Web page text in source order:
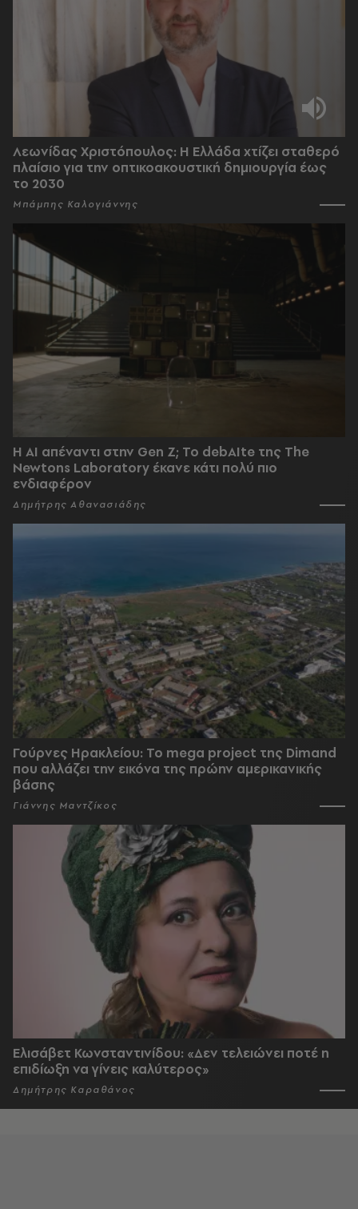
Λεωνίδας Χριστόπουλος: Η Ελλάδα χτίζει σταθερό
πλαίσιο για την οπτικοακουστική δημιουργία έως
το 2030
Μπάμπης Καλογιάννης
Η AI απέναντι στην Gen Z; Το debAIte της The
Newtons Laboratory έκανε κάτι πολύ πιο
ενδιαφέρον
Δημήτρης Αθανασιάδης
Γούρνες Ηρακλείου: To mega project της Dimand
που αλλάζει την εικόνα της πρώην αμερικανικής
βάσης
Γιάννης Μαντζίκος
Ελισάβετ Κωνσταντινίδου: «Δεν τελειώνει ποτέ η
επιδίωξη να γίνεις καλύτερος»
Δημήτρης Καραθάνος